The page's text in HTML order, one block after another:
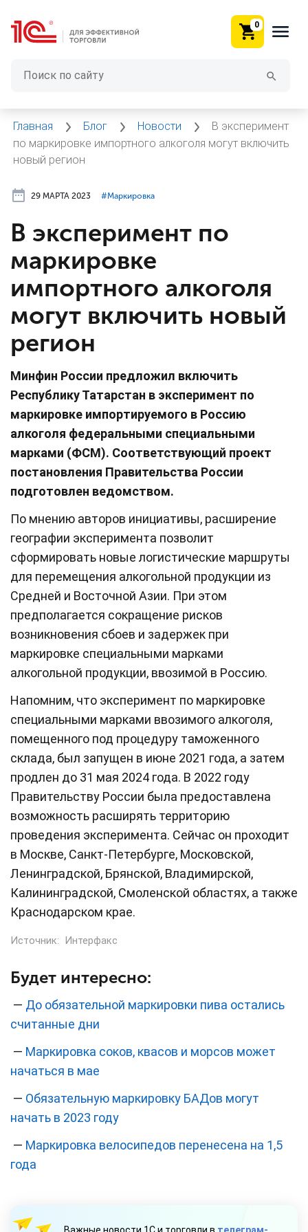
0
Главная Блог Новости
В эксперимент
по маркировке импортного алкоголя могут включить
новый регион
29 МАРТА 2023 #⁣Маркировка
В эксперимент по
маркировке
импортного алкоголя
могут включить новый
регион
Минфин России предложил включить
Республику Татарстан в эксперимент по
маркировке импортируемого в Россию
алкоголя федеральными специальными
марками (ФСМ). Соответствующий проект
постановления Правительства России
подготовлен ведомством.
По мнению авторов инициативы, расширение
географии эксперимента позволит
сформировать новые логистические маршруты
для перемещения алкогольной продукции из
Средней и Восточной Азии. При этом
предполагается сокращение рисков
возникновения сбоев и задержек при
маркировке специальными марками
алкогольной продукции, ввозимой в Россию.
Напомним, что эксперимент по маркировке
специальными марками ввозимого алкоголя,
помещенного под процедуру таможенного
склада, был запущен в июне 2021 года, а затем
продлен до 31 мая 2024 года. В 2022 году
Правительству России была предоставлена
возможность расширять территорию
проведения эксперимента. Сейчас он проходит
в Москве, Санкт-Петербурге, Московской,
Ленинградской, Брянской, Владимирской,
Калининградской, Смоленской областях, а также
Краснодарском крае.
Источник: Интерфакс
Будет интересно:
— До обязательной маркировки пива остались
считанные дни
— Маркировка соков, квасов и морсов может
начаться в мае
— Обязательную маркировку БАДов могут
начать в 2023 году
— Маркировка велосипедов перенесена на 1,5
года